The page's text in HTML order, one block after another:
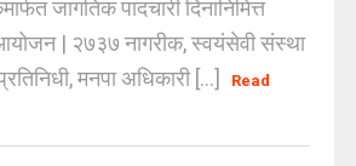
जागतिक पादचारी दिनानिमित्त
| २७३७ नागरीक, स्वयंसेवी संस्था
मनपा अधिकारी [...]
Read